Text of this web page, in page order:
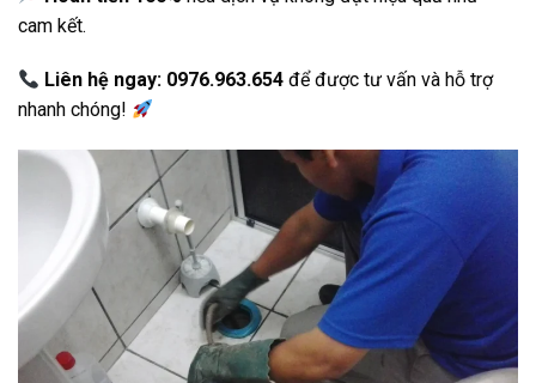
cam kết.
Liên hệ ngay: 0976.963.654 để được tư vấn và hỗ trợ
nhanh chóng!